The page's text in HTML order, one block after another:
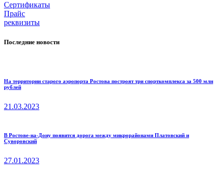
Cертификаты
Прайс
реквизиты
Последние новости
На территории старого аэропорта Ростова построят три спорткомплекса за 500 млн
рублей
21.03.2023
В Ростове-на-Дону появится дорога между микрорайонами Платовский и
Суворовский
27.01.2023